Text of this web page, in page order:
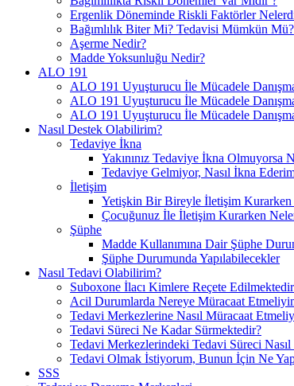
Ergenlik Döneminde Riskli Faktörler
Bağımlılık Biter Mi? Tedavisi Mümkün Mü?
Aşerme Nedir?
Madde Yoksunluğu Nedir?
ALO 191
ALO 191 Uyuşturucu İle Mücadele
ALO 191 Uyuşturucu İle Mücadele
ALO 191 Uyuşturucu İle Mücadele
Nasıl Destek Olabilirim?
Tedaviye İkna
Yakınınız Tedaviye İkna Olmuyorsa
Tedaviye Gelmiyor, Nasıl İkna
İletişim
Yetişkin Bir Bireyle İletişim
Çocuğunuz İle İletişim Kurarken
Şüphe
Madde Kullanımına Dair Şüphe
Şüphe Durumunda Yapılabilecekler
Nasıl Tedavi Olabilirim?
Suboxone İlacı Kimlere Reçete
Acil Durumlarda Nereye Müracaat
Tedavi Merkezlerine Nasıl Müracaat
Tedavi Süreci Ne Kadar Sürmektedir?
Tedavi Merkezlerindeki Tedavi Süreci
Tedavi Olmak İstiyorum, Bunun İçin Ne
SSS